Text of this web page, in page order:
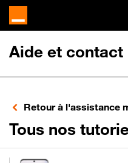
Aide et contact
Retour à l'assistance
Tous nos